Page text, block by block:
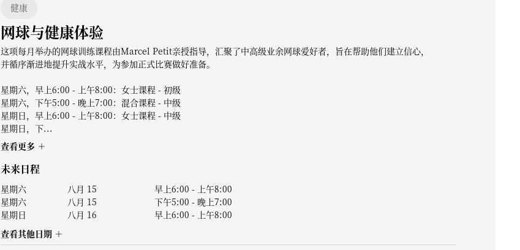
健康
网球与健康体验
这项每月举办的网球训练课程由Marcel Petit亲授指导，汇聚了中高级业余网球爱好者，旨在帮助他们建立信心，
并循序渐进地提升实战水平，为参加正式比赛做好准备。
星期六，早上6:00 - 上午8:00：女士课程 - 初级
星期六，下午5:00 - 晚上7:00：混合课程 - 中级
星期日，早上6:00 - 上午8:00：女士课程 - 中级
星期日，下...
查看更多
未来日程
星期六 八月 15 早上6:00 - 上午8:00
星期六
八月 15 下午5:00 - 晚上7:00
星期日
八月 16 早上6:00 - 上午8:00
查看其他日期